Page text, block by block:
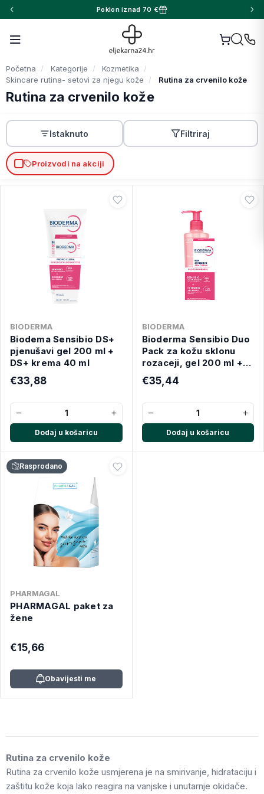
Poklon iznad 70 €
Početna Kategorije
Kozmetika
Skincare rutina- setovi za njegu kože
Rutina za crvenilo kože
Rutina za crvenilo kože
Istaknuto Filtriraj
Proizvodi na akciji
BIODERMA
Biodema Sensibio DS+
pjenušavi gel 200 ml +
DS+ krema 40 ml
€33,88
− +
Dodaj u košaricu
BIODERMA
Bioderma Sensibio Duo
Pack za kožu sklonu
rozaceji, gel 200 ml +
AR krema 40 ml
€35,44
− +
Dodaj u košaricu
Rasprodano
PHARMAGAL
PHARMAGAL paket za
žene
€15,66
Obavijesti me
Rutina za crvenilo kože
Rutina za crvenilo kože usmjerena je na smirivanje, hidrataciju i
zaštitu kože koja lako reagira na vanjske i unutarnje okidače.